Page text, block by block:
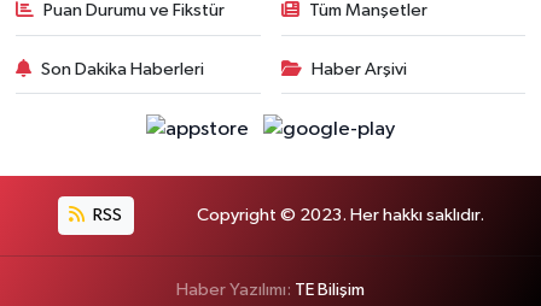
Puan Durumu ve Fikstür Tüm Manşetler
Son Dakika Haberleri Haber Arşivi
RSS Copyright © 2023. Her hakkı saklıdır.
Haber Yazılımı: TE Bilişim